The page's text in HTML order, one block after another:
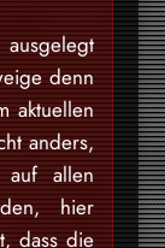
denn
aktuellen
anders,
auf allen
hier
dass die